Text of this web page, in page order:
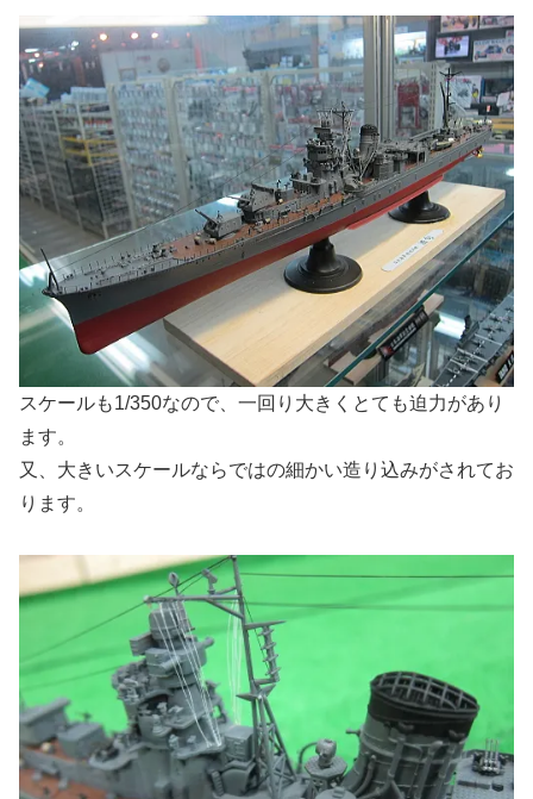
スケールも1/350なので、一回り大きくとても迫力があり
ます。
又、大きいスケールならではの細かい造り込みがされてお
ります。